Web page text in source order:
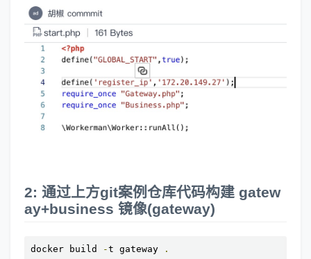
2: 通过上方git案例仓库代码构建 gatew
ay+business 镜像(gateway)
docker build -t gateway .